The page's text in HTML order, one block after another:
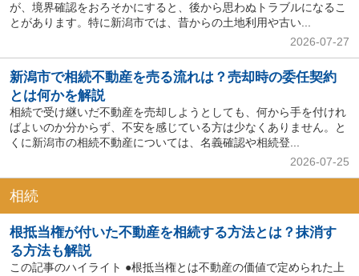
が、境界確認をおろそかにすると、後から思わぬトラブルになるこ
とがあります。特に新潟市では、昔からの土地利用や古い...
2026-07-27
新潟市で相続不動産を売る流れは？売却時の委任契約
とは何かを解説
相続で受け継いだ不動産を売却しようとしても、何から手を付けれ
ばよいのか分からず、不安を感じている方は少なくありません。と
くに新潟市の相続不動産については、名義確認や相続登...
2026-07-25
相続
根抵当権が付いた不動産を相続する方法とは？抹消す
る方法も解説
この記事のハイライト ●根抵当権とは不動産の価値で定められた上